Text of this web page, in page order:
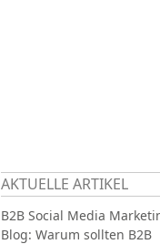
AKTUELLE ARTIKEL
B2B Social Media
Blog: Warum sollten B2B